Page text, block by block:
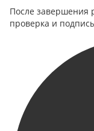
После завершения
проверка и